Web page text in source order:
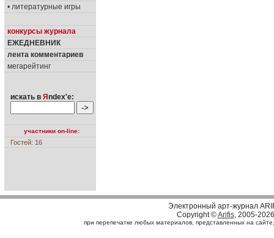
• литературные игры
конкурсы журнала
ЕЖЕДНЕВНИК
лента комментариев
мегарейтинг
искать в Я ndex'е:
участники on-line:
Гостей: 16
Электронный арт-журнал
Copyright ©Arifis, 2005-2026
при перепечатке любых материалов, представленных на